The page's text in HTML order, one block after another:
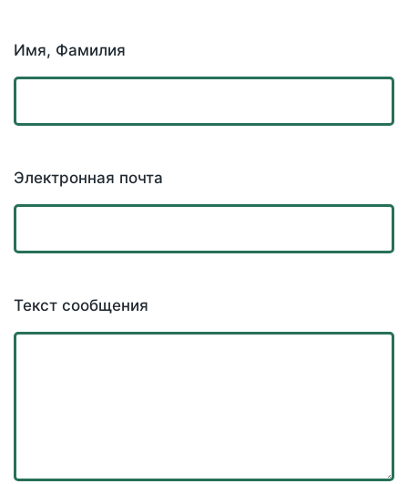
Имя, Фамилия
Электронная почта
Текст сообщения